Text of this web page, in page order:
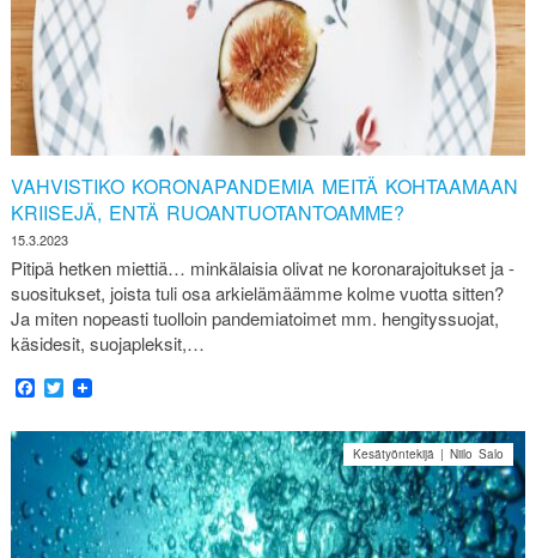
VAHVISTIKO KORONAPANDEMIA MEITÄ KOHTAAMAAN
KRIISEJÄ, ENTÄ RUOANTUOTANTOAMME?
15.3.2023
Pitipä hetken miettiä… minkälaisia olivat ne koronarajoitukset ja -
suositukset, joista tuli osa arkielämäämme kolme vuotta sitten?
Ja miten nopeasti tuolloin pandemiatoimet mm. hengityssuojat,
käsidesit, suojapleksit,…
Facebook
Twitter
Kesätyöntekijä | Niilo Salo